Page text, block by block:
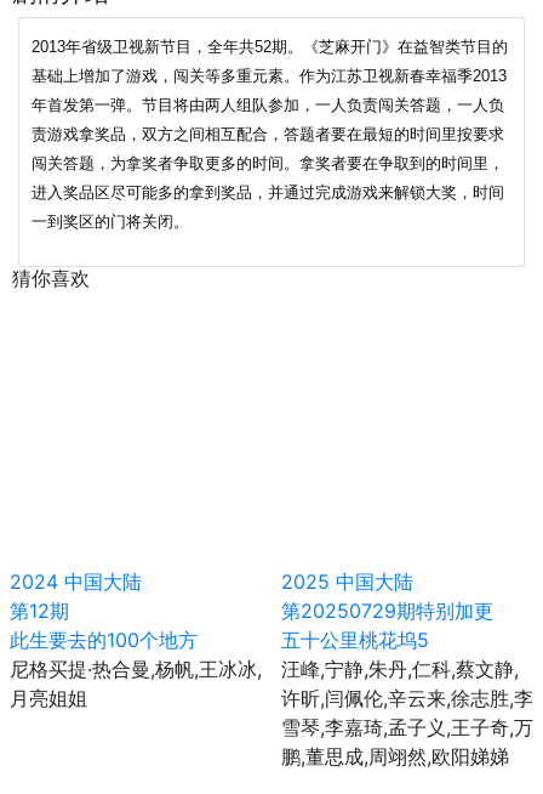
2013年省级卫视新节目，全年共52期。《芝麻开门》在益智类节目的
基础上增加了游戏，闯关等多重元素。作为江苏卫视新春幸福季2013
年首发第一弹。节目将由两人组队参加，一人负责闯关答题，一人负
责游戏拿奖品，双方之间相互配合，答题者要在最短的时间里按要求
闯关答题，为拿奖者争取更多的时间。拿奖者要在争取到的时间里，
进入奖品区尽可能多的拿到奖品，并通过完成游戏来解锁大奖，时间
一到奖区的门将关闭。
猜你喜欢
2024 中国大陆
第12期
此生要去的100个地方
尼格买提·热合曼,杨帆,王冰冰,
月亮姐姐
2025 中国大陆
第20250729期特别加更
五十公里桃花坞5
汪峰,宁静,朱丹,仁科,蔡文静,
许昕,闫佩伦,辛云来,徐志胜,李
雪琴,李嘉琦,孟子义,王子奇,万
鹏,董思成,周翊然,欧阳娣娣